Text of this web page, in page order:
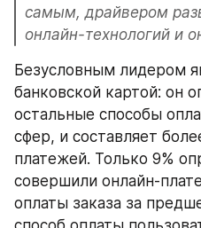
самым, драйвером
онлайн-технологий и
Безусловным лидером
банковской картой: он
остальные способы
сфер, и составляет
платежей. Только 9%
совершили онлайн-
оплаты заказа за